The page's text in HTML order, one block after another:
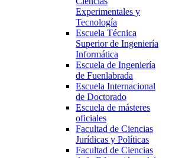
Experimentales y
Tecnología
Escuela Técnica
Superior de Ingeniería
Informática
Escuela de Ingeniería
de Fuenlabrada
Escuela Internacional
de Doctorado
Escuela de másteres
oficiales
Facultad de Ciencias
Jurídicas y Políticas
Facultad de Ciencias